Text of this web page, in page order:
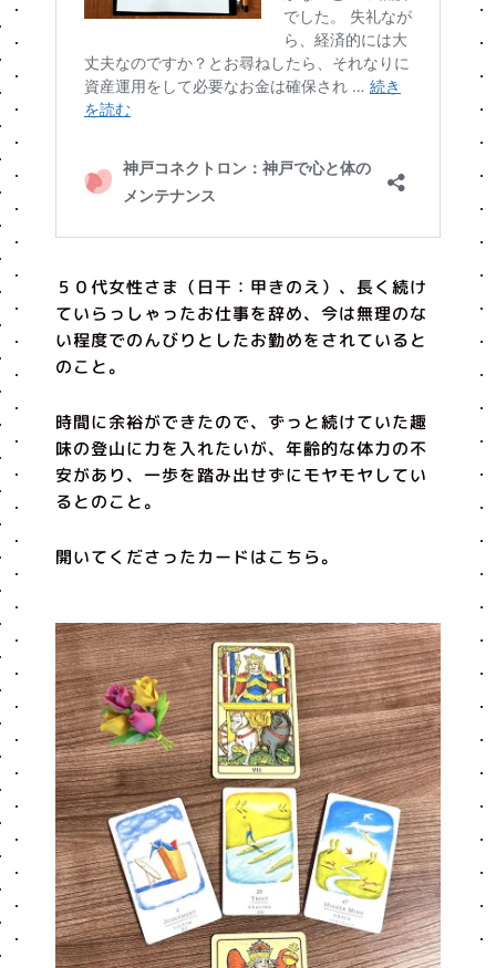
５０代女性さま（日干：甲きのえ）、長く続け
ていらっしゃったお仕事を辞め、今は無理のな
い程度でのんびりとしたお勤めをされていると
のこと。
時間に余裕ができたので、ずっと続けていた趣
味の登山に力を入れたいが、年齢的な体力の不
安があり、一歩を踏み出せずにモヤモヤしてい
るとのこと。
開いてくださったカードはこちら。